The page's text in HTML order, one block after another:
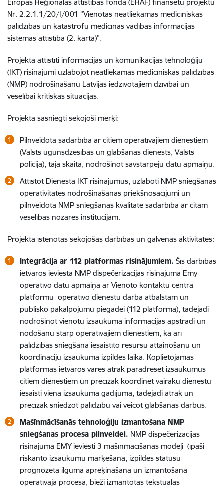
Eiropas Reģionālās attīstības fonda (ERAF) finansētu projektu
Nr. 2.2.1.1/20/I/001 “Vienotās neatliekamās medicīniskās
palīdzības un katastrofu medicīnas vadības informācijas
sistēmas attīstība (2. kārta)”.
Projektā attīstīti informācijas un komunikācijas tehnoloģiju
(IKT) risinājumi uzlabojot neatliekamas medicīniskās palīdzības
(NMP) nodrošināšanu Latvijas iedzīvotājiem dzīvībai un
veselībai kritiskās situācijās.
Projektā sasniegti sekojoši mērķi:
Pilnveidota sadarbība ar citiem operatīvajiem dienestiem
(Valsts ugunsdzēsības un glābšanas dienests, Valsts
policija), tajā skaitā, nodrošinot savstarpēju datu apmaiņu.
Attīstot Dienesta IKT risinājumus, uzlaboti NMP sniegšanas
operativitātes nodrošināšanas priekšnosacījumi un
pilnveidota NMP sniegšanas kvalitāte sadarbībā ar citām
veselības nozares institūcijām.
Projektā īstenotas sekojošas darbības un galvenās aktivitātes:
Integrācija ar 112 platformas risinājumiem. Šīs darbības
ietvaros ieviesta NMP dispečerizācijas risinājuma Emy
operatīvo datu apmaiņa ar Vienoto kontaktu centra
platformu operatīvo dienestu darba atbalstam un
publisko pakalpojumu piegādei (112 platforma), tādējādi
nodrošinot vienotu izsaukuma informācijas apstrādi un
nodošanu starp operatīvajiem dienestiem, kā arī
palīdzības sniegšanā iesaistīto resursu attainošanu un
koordināciju izsaukuma izpildes laikā. Koplietojamās
platformas ietvaros varēs ātrāk pāradresēt izsaukumus
citiem dienestiem un precīzāk koordinēt vairāku dienestu
iesaisti viena izsaukuma gadījumā, tādējādi ātrāk un
precīzāk sniedzot palīdzību vai veicot glābšanas darbus.
Mašīnmācīšanās tehnoloģiju izmantošana NMP
sniegšanas procesa pilnveidei. NMP dispečerizācijas
risinājumā EMY ieviesti 3 mašīnmācīšanās modeļi (īpaši
riskanto izsaukumu marķēšana, izpildes statusu
prognozētā ilguma aprēķināšana un izmantošana
operatīvajā procesā, bieži izmantotas tekstuālas